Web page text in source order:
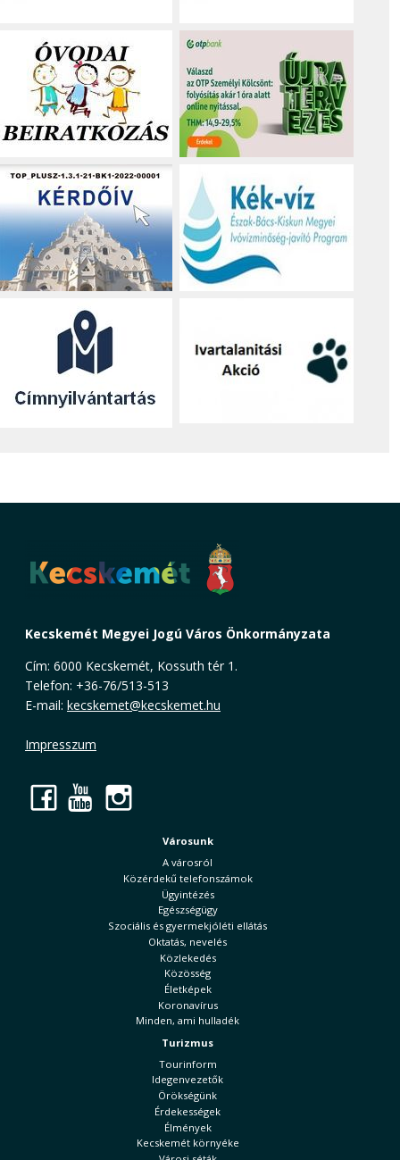
Kecskemét Megyei Jogú Város Önkormányzata
Cím: 6000 Kecskemét, Kossuth tér 1.
Telefon: +36-76/513-513
E-mail: kecskemet@kecskemet.hu
Impresszum
Facebook
YouTube
Városunk
A városról
Közérdekű telefonszámok
Ügyintézés
Egészségügy
Szociális és gyermekjóléti ellátás
Oktatás, nevelés
Közlekedés
Közösség
Életképek
Koronavírus
Minden, ami hulladék
Turizmus
Tourinform
Idegenvezetők
Örökségünk
Érdekességek
Élmények
Kecskemét környéke